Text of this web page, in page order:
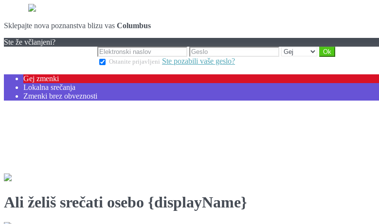
Sklepajte nova poznanstva blizu vas Columbus
Ste že včlanjeni?
Ostanite prijavljeni Ste pozabili vaše geslo?
Gej zmenki
Lokalna srečanja
Zmenki brez obveznosti
Ali želiš srečati osebo {displayName}